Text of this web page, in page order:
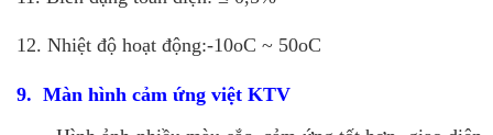
12. Nhiệt độ hoạt động:-10oC ~ 50oC
9. Màn hình cảm ứng việt KTV